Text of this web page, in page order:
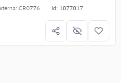
CR0776 Id: 1877817